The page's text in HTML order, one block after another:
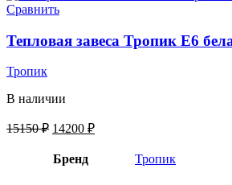
Сравнить
Тепловая завеса Тропик E6
Тропик
В наличии
15150₽ 14200 ₽
Бренд Тропик